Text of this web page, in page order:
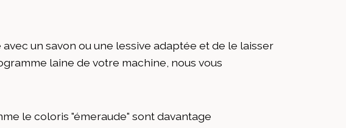
un savon ou une lessive adaptée et de le laisser
laine de votre machine, nous vous
le coloris "émeraude" sont davantage